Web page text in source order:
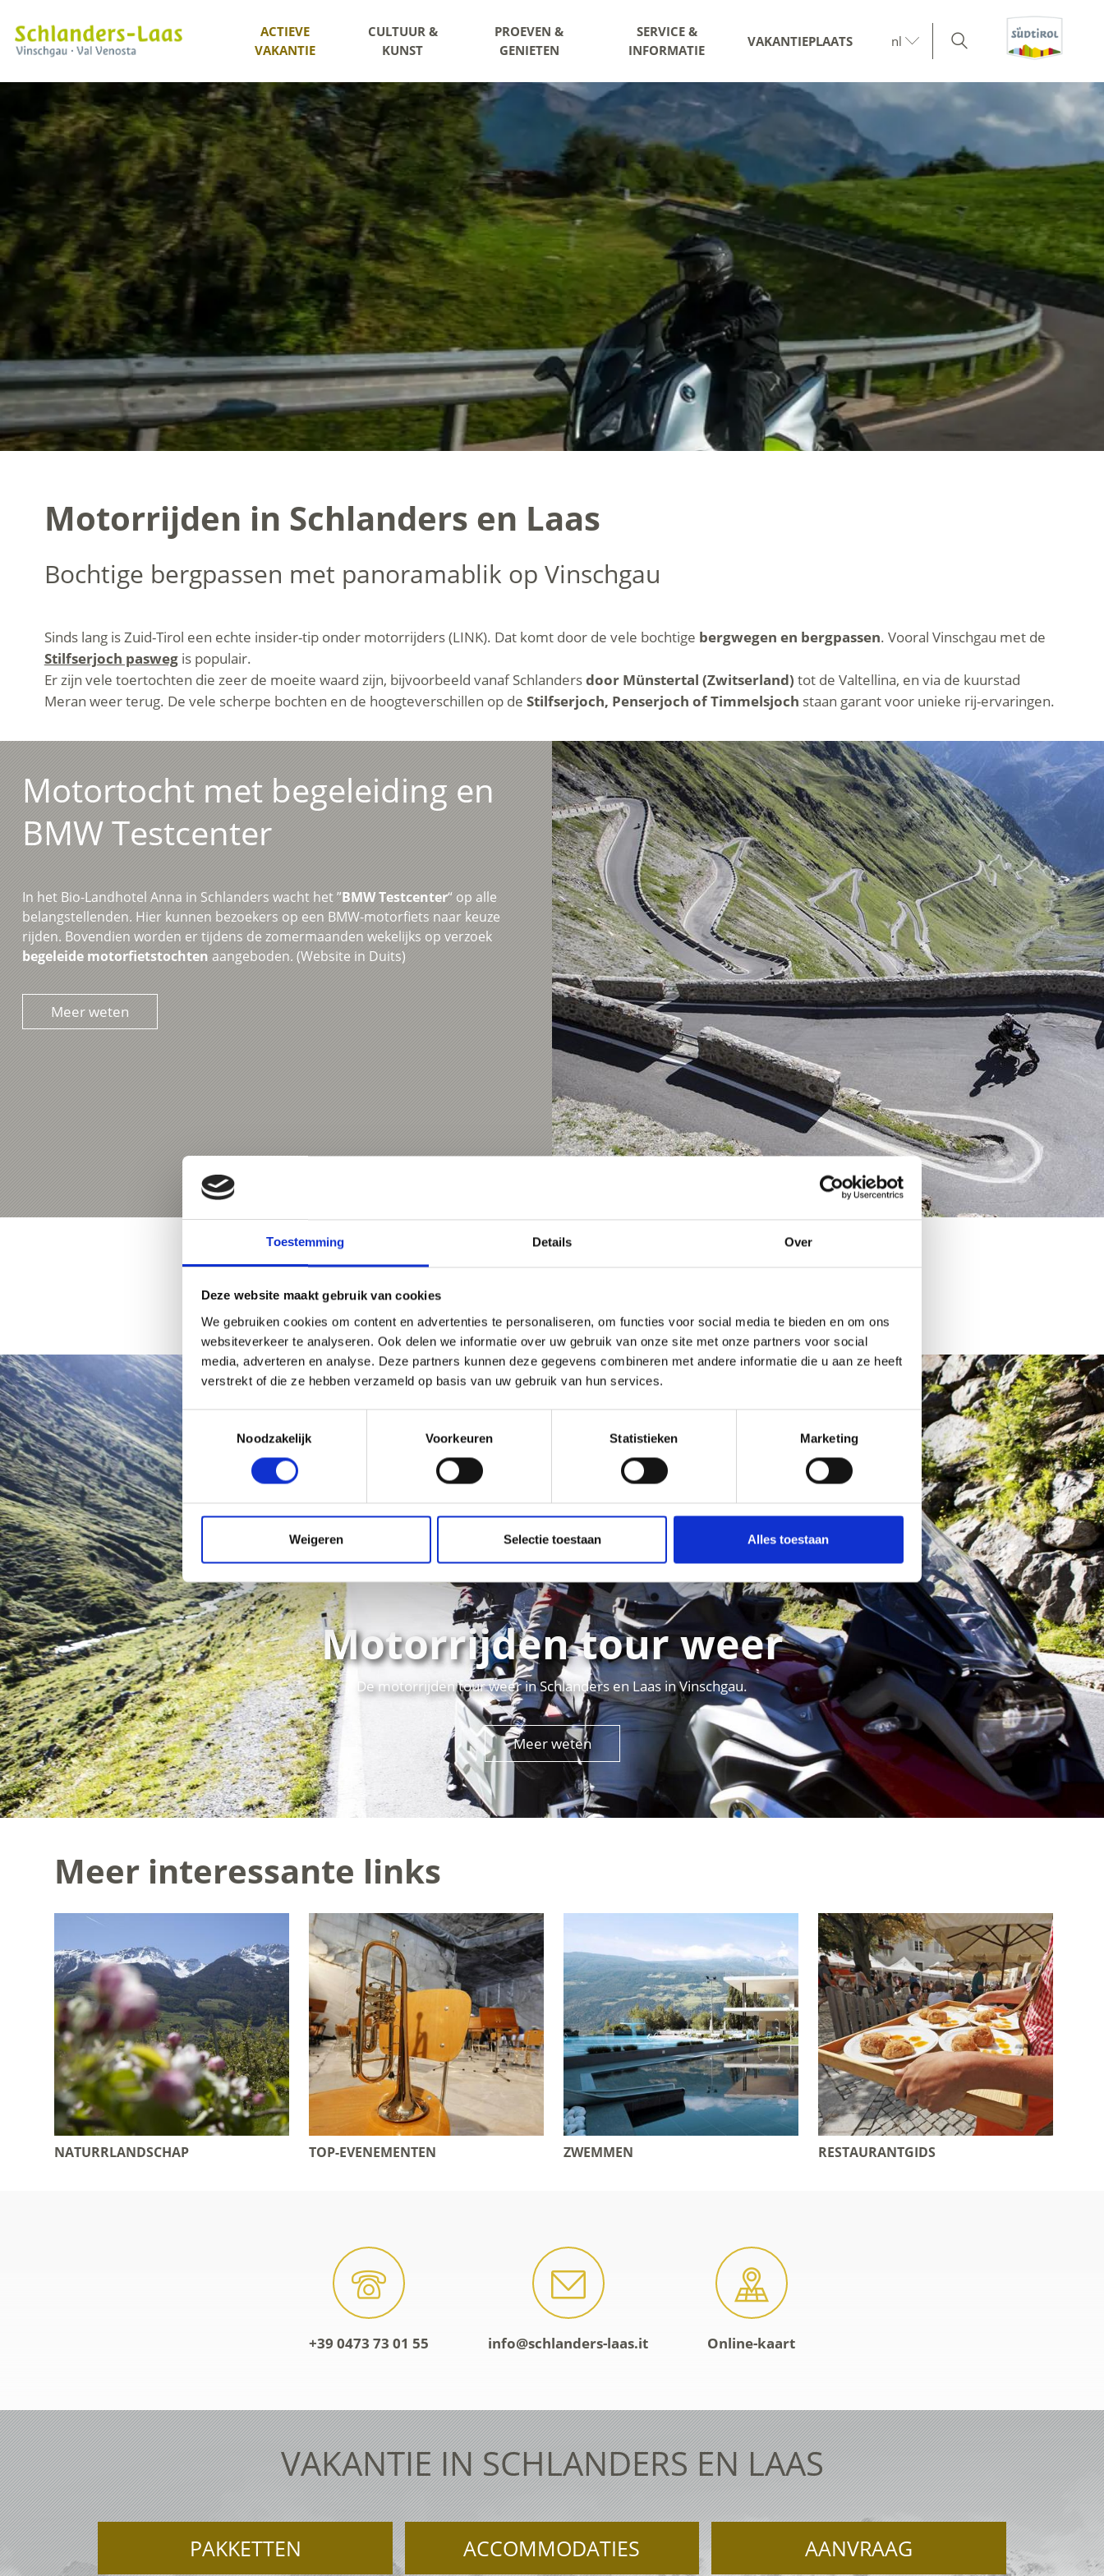
Toestemming Details Over
Deze website maakt gebruik van cookies
We gebruiken cookies om content en advertenties te personaliseren, om functies voor social media te bieden en om ons
websiteverkeer te analyseren. Ook delen we informatie over uw gebruik van onze site met onze partners voor social
media, adverteren en analyse. Deze partners kunnen deze gegevens combineren met andere informatie die u aan ze heeft
verstrekt of die ze hebben verzameld op basis van uw gebruik van hun services.
Toestemmingsselectie
Noodzakelijk
Voorkeuren Statistieken Marketing
Weigeren Selectie toestaan Alles toestaan
ACTIEVE
VAKANTIE
CULTUUR &
KUNST
PROEVEN &
GENIETEN
SERVICE &
INFORMATIE
VAKANTIEPLAATS nl
Motorrijden in Schlanders en Laas
Bochtige bergpassen met panoramablik op Vinschgau
Sinds lang is Zuid-Tirol een echte insider-tip onder motorrijders (LINK). Dat komt door de vele bochtige bergwegen en bergpassen. Vooral Vinschgau met de
Stilfserjoch paswegis populair.
Er zijn vele toertochten die zeer de moeite waard zijn, bijvoorbeeld vanaf Schlandersdoor Münstertal (Zwitserland) tot de Valtellina, en via de kuurstad
Meran weer terug. De vele scherpe bochten en de hoogteverschillen op de Stilfserjoch, Penserjoch of Timmelsjoch staan garant voor unieke rij-ervaringen.
Motortocht met begeleiding en
BMW Testcenter
In het Bio-Landhotel Anna in Schlanders wacht het ”BMW Testcenter“ op alle
belangstellenden. Hier kunnen bezoekers op een BMW-motorfiets naar keuze
rijden. Bovendien worden er tijdens de zomermaanden wekelijks op verzoek
begeleide motorfietstochten aangeboden. (Website in Duits)
Meer weten
Motorrijden tour weer
De motorrijden tour weer in Schlanders en Laas in Vinschgau.
Meer weten
Meer interessante links
NATURRLANDSCHAP TOP-EVENEMENTEN ZWEMMEN RESTAURANTGIDS
+39 0473 73 01 55 info@schlanders-laas.it Online-kaart
VAKANTIE IN SCHLANDERS EN LAAS
PAKKETTEN ACCOMMODATIES AANVRAAG